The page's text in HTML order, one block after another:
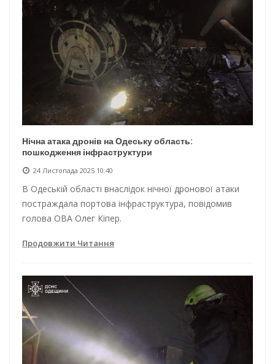
Нічна атака дронів на Одеську область:
пошкодження інфраструктури
24 Листопада 2025 10:40
В Одеській області внаслідок нічної дронової атаки
постраждала портова інфраструктура, повідомив
голова ОВА Олег Кіпер.
Продовжити Читання